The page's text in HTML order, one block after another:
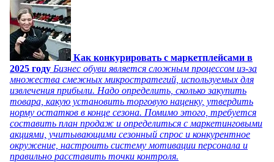
Как конкурировать с маркетплейсами в
2025 году Бизнес обуви является сложным процессом из-за
множества смежных микростратегий, используемых для
извлечения прибыли. Надо определить, сколько закупить
товара, какую установить торговую наценку, утвердить
норму остатков в конце сезона. Помимо этого, требуется
составить план продаж и определиться с маркетинговыми
акциями, учитывающими сезонный спрос и конкурентное
окружение, настроить систему мотивации персонала и
правильно расставить точки контроля.